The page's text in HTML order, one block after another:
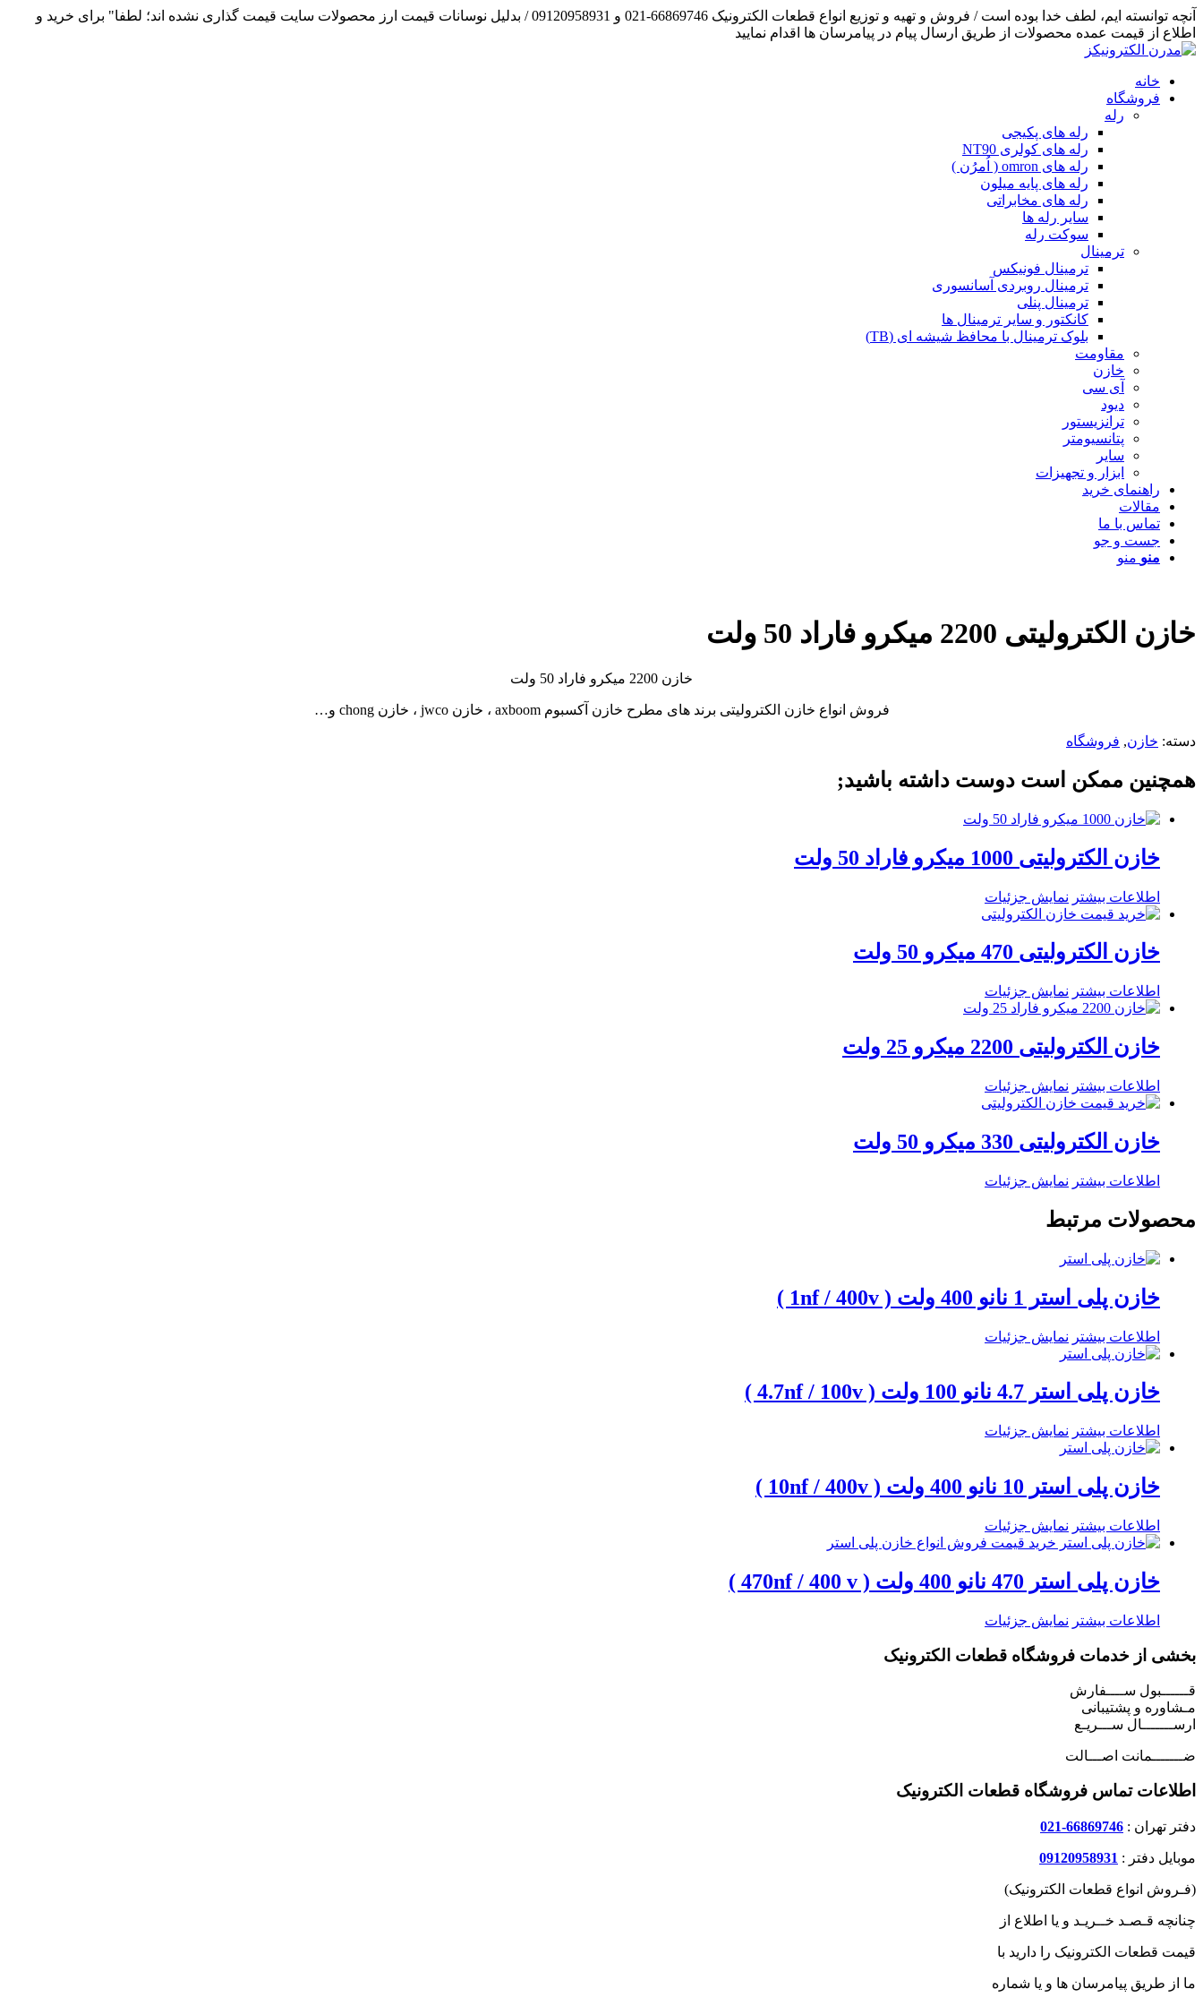
آنچه توانسته ایم، لطف خدا بوده است / فروش و تهیه و توزیع انواع قطعات الکترونیک 66869746-021 و 09120958931 / بدلیل نوسانات قیمت ارز محصولات سایت قیمت گذاری نشده اند؛ لطفا" برای خرید و
اطلاع از قیمت عمده محصولات از طریق ارسال پیام در پیامرسان ها اقدام نمایید
خانه
فروشگاه
رله
رله های پکیجی
رله های کولری NT90
رله های omron ( اُمرُن )
رله های پایه میلون
رله های مخابراتی
سایر رله ها
سوکت رله
ترمینال
ترمینال فونیکس
ترمینال روبردی آسانسوری
ترمینال پنلی
کانکتور و سایر ترمینال ها
بلوک ترمینال با محافظ شیشه ای (TB)
مقاومت
خازن
آی سی
دیود
ترانزیستور
پتانسیومتر
سایر
ابزار و تجهیزات
راهنمای خرید
مقالات
تماس با ما
جست و جو
منو منو
خازن الکترولیتی 2200 میکرو فاراد 50 ولت
خازن 2200 میکرو فاراد 50 ولت
فروش انواع خازن الکترولیتی برند های مطرح خازن آکسبوم axboom ، خازن jwco ، خازن chong و…
دسته: خازن, فروشگاه
همچنین ممکن است دوست داشته باشید;
خازن الکترولیتی 1000 میکرو فاراد 50 ولت
اطلاعات بیشتر نمایش جزئیات
خازن الکترولیتی 470 میکرو 50 ولت
اطلاعات بیشتر نمایش جزئیات
خازن الکترولیتی 2200 میکرو 25 ولت
اطلاعات بیشتر نمایش جزئیات
خازن الکترولیتی 330 میکرو 50 ولت
اطلاعات بیشتر نمایش جزئیات
محصولات مرتبط
خازن پلی استر 1 نانو 400 ولت ( 1nf / 400v )
اطلاعات بیشتر نمایش جزئیات
خازن پلی استر 4.7 نانو 100 ولت ( 4.7nf / 100v )
اطلاعات بیشتر نمایش جزئیات
خازن پلی استر 10 نانو 400 ولت ( 10nf / 400v )
اطلاعات بیشتر نمایش جزئیات
خازن پلی استر 470 نانو 400 ولت ( 470nf / 400 v )
اطلاعات بیشتر نمایش جزئیات
بخشی از خدمات فروشگاه قطعات الکترونیک
قــــــبول ســــفارش
مـشاوره و پشتیبانی
ارســـــــال ســـریـع
ضـــــــمانت اصـــالت
اطلاعات تماس فروشگاه قطعات الکترونیک
دفتر تهران : 66869746-021
موبایل دفتر : 09120958931
(فـروش انواع قطعات الکترونیک)
چنانچه قـصـد خــریـد و یا اطلاع از
قیمت قطعات الکترونیک را دارید با
ما از طریق پیامرسان ها و یا شماره